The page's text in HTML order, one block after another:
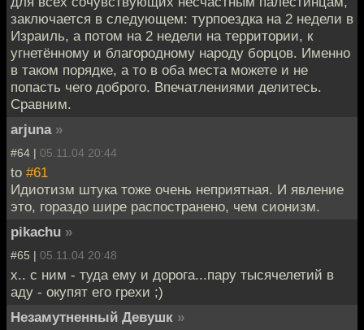
заключается в следующем: турпоездка на 2 недели в
Израиль, а потом на 2 недели на территории, к
угнетённому и благородному народу борцов. Именно
в таком порядке, а то в оба места можете и не
попасть чего доброго. Впечатлениями делитесь.
Сравним.
arjuna »
#64 | 05.11.04 20:44
to #61
Идиотизм штука тоже очень неприятная. И явление
это, гораздо шире распостранено, чем сионизм.
pikachu »
#65 | 05.11.04 20:48
х.. с ним - туда ему и дорога...пару тысячелетий в
аду - окупят его грехи ;)
Незамутненный Девушк »